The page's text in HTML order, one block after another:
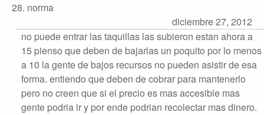
28. norma
diciembre 27, 2012
no puede entrar las taquillas las subieron estan ahora a
15 pienso que deben de bajarlas un poquito por lo menos
a 10 la gente de bajos recursos no pueden asistir de esa
forma. entiendo que deben de cobrar para mantenerlo
pero no creen que si el precio es mas accesible mas
gente podria ir y por ende podrian recolectar mas dinero.